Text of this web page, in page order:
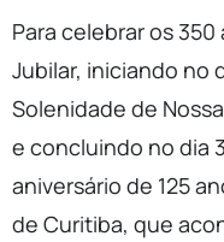
Para celebrar os
Jubilar, iniciando no
Solenidade de
e concluindo no dia
aniversário de 125
de Curitiba, que